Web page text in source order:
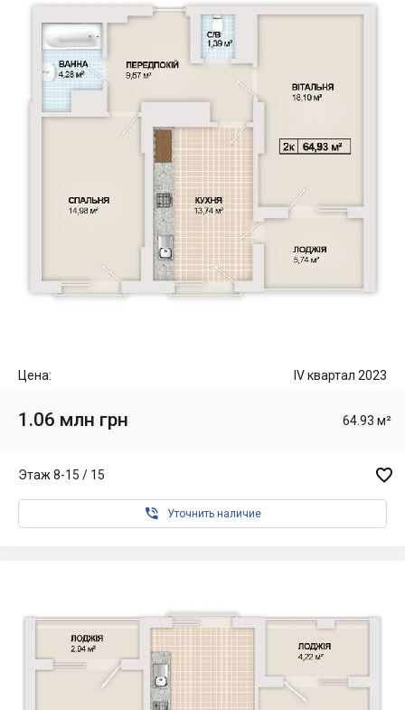
Цена: IV квартал 2023
1.06 млн грн 64.93 м²
Этаж 8-15 / 15 
 Уточнить наличие